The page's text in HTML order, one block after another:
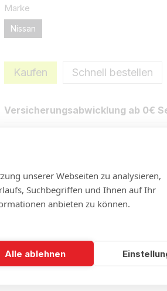
Marke
Nissan
Kaufen Schnell bestellen
Versicherungsabwicklung ab 0€
Neue
unserer Webseiten zu analysieren,
Suchbegriffen und Ihnen auf Ihr
anbieten zu können.
Alle ablehnen